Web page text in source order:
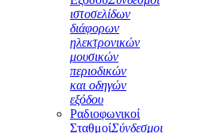
ιστοσελίδων
διάφορων
ηλεκτρονικών
μουσικών
περιοδικών
και οδηγών
εξόδου
Ραδιοφωνικοί
ΣταθμοίΣύνδεσμοι